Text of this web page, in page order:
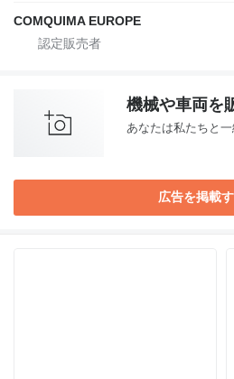
COMQUIMA EUROPE
機械や車両を
あなたは私たちと
広告を掲載